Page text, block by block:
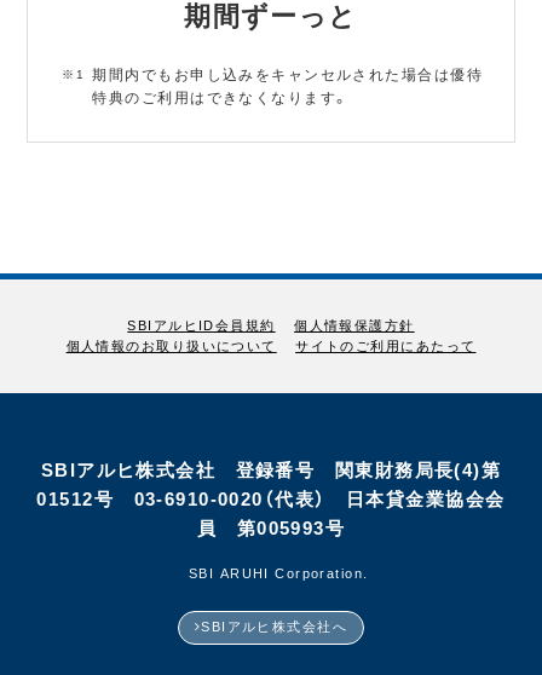
期間ずーっと
期間内でもお申し込みをキャンセルされた場合は優待
特典のご利用はできなくなります。
SBIアルヒID会員規約
個人情報保護方針
個人情報のお取り扱いについて
サイトのご利用にあたって
SBIアルヒ株式会社 登録番号 関東財務局長(4)第
01512号 03-6910-0020（代表） 日本貸金業協会会
員 第005993号
©SBI ARUHI Corporation.
SBIアルヒ株式会社へ